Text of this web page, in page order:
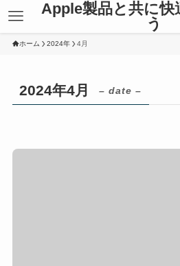
Apple製品と共に快
う
ホーム 2024年 4月
2024年4月 – date –